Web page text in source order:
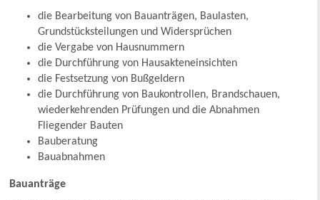
die Bearbeitung von Bauanträgen, Baulasten,
Grundstücksteilungen und Widersprüchen
die Vergabe von Hausnummern
die Durchführung von Hausakteneinsichten
die Festsetzung von Bußgeldern
die Durchführung von Baukontrollen, Brandschauen,
wiederkehrenden Prüfungen und die Abnahmen
Fliegender Bauten
Bauberatung
Bauabnahmen
Bauanträge